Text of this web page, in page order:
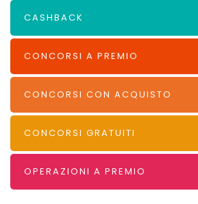
CASHBACK
CONCORSI A PREMIO
CONCORSI CON ACQUISTO
CONCORSI GRATUITI
OPERAZIONI A PREMIO